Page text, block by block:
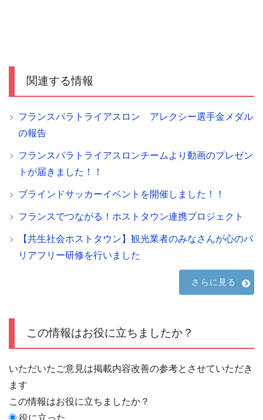
関連する情報
フランスパラトライアスロン アレクシー選手金メダル
の報告
フランスパラトライアスロンチームより動画のプレゼン
トが届きました！！
ブラインドサッカーイベントを開催しました！！
フランスでつながる！ホストタウン連携プロジェクト
【共生社会ホストタウン】観光業者のみなさんが心のバ
リアフリー研修を行いました
さらに見る
この情報はお役に立ちましたか？
いただいたご意見は掲載内容改善の参考とさせていただき
ます
この情報はお役に立ちましたか？
役に立った